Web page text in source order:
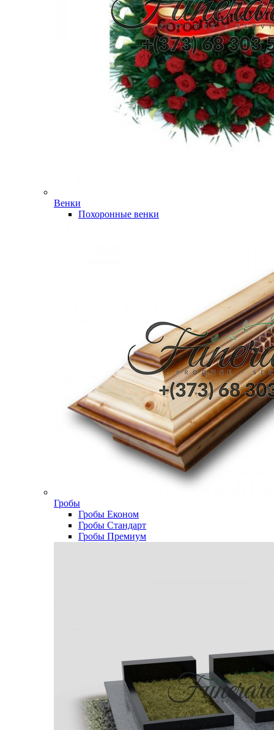
Венки
Похоронные венки
Гробы
Гробы Економ
Гробы Стандарт
Гробы Премиум